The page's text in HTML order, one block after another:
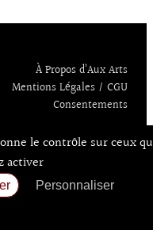
n
À Propos d’Aux Arts
Mentions Légales / CGU
Consentements
le contrôle sur ceux
activer
Personnaliser